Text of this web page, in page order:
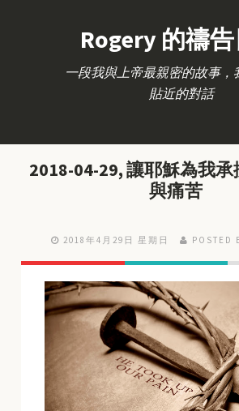
Rogery 的禱
一段我與上帝最親密的故事，
貼近的對話
2018-04-29, 讓耶穌為我
與痛苦
2018年4月29日 星期日 POSTED